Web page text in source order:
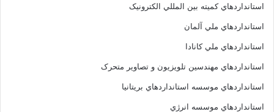
استانداردهاي کميته بين المللي الکترونيک
استانداردهاي ملي آلمان
استانداردهاي ملي کانادا
استانداردهاي مهندسين تلويزيون و تصاوير متحرک
استانداردهاي موسسه استانداردهاي بريتانيا
استانداردهاي موسسه انرژي